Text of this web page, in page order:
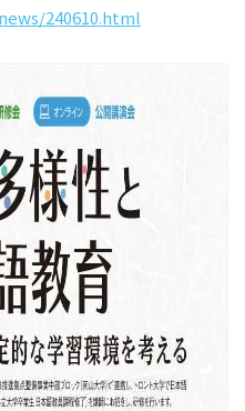
240610.html